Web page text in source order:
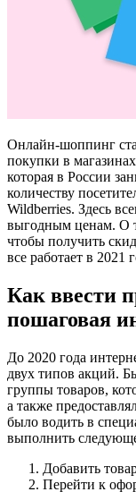
Онлайн-шоппинг
покупки в
которая в России
количеству
Wildberries. Здесь
выгодным ценам. О
чтобы получить
все работает в 2021
Как ввести
пошаговая
До 2020 года
двух типов акций.
группы товаров,
а также
было водить в
выполнить
Добавить
Перейти к